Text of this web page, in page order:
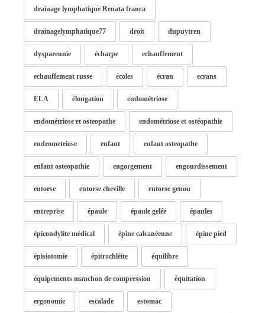
drainage lymphatique Renata franca
drainagelymphatique77 droit dupuytren
dyspareunie écharpe echauffement
echauffement russe écoles écran ecrans
ELA élongation endométriose
endométriose et osteopathe endométriose et ostéopathie
endrometriose enfant enfant osteopathe
enfant osteopathie engorgement engourdissement
entorse entorse cheville entorse genou
entreprise épaule épaule gelée épaules
épicondylite médical épine calcanéenne épine pied
épisiotomie épitrochléite équilibre
équipements manchon de compression équitation
ergonomie escalade estomac